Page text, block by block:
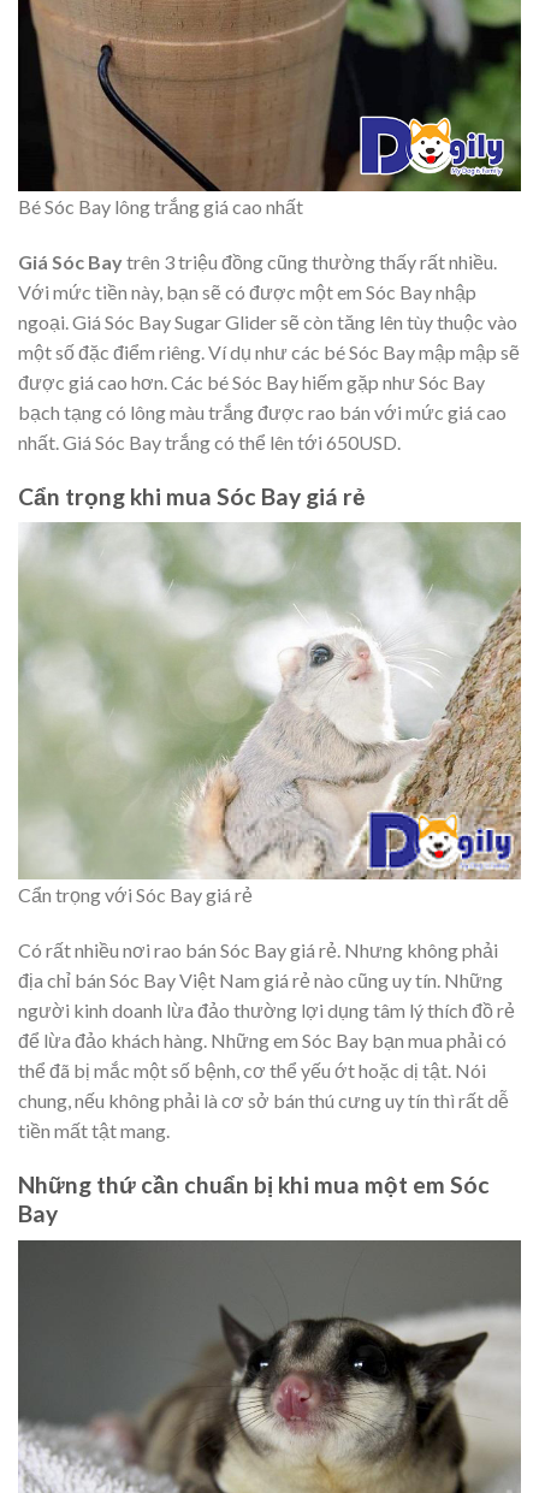
Bé Sóc Bay lông trắng giá cao nhất
Giá Sóc Baytrên 3 triệu đồng cũng thường thấy rất nhiều.
Với mức tiền này, bạn sẽ có được một em Sóc Bay nhập
ngoại. Giá Sóc Bay Sugar Glider sẽ còn tăng lên tùy thuộc vào
một số đặc điểm riêng. Ví dụ như các bé Sóc Bay mập mập sẽ
được giá cao hơn. Các bé Sóc Bay hiếm gặp như Sóc Bay
bạch tạng có lông màu trắng được rao bán với mức giá cao
nhất. Giá Sóc Bay trắng có thể lên tới 650USD.
Cẩn trọng khi mua Sóc Bay giá rẻ
Cẩn trọng với Sóc Bay giá rẻ
Có rất nhiều nơi rao bán Sóc Bay giá rẻ. Nhưng không phải
địa chỉ bán Sóc Bay Việt Nam giá rẻ nào cũng uy tín. Những
người kinh doanh lừa đảo thường lợi dụng tâm lý thích đồ rẻ
để lừa đảo khách hàng. Những em Sóc Bay bạn mua phải có
thể đã bị mắc một số bệnh, cơ thể yếu ớt hoặc dị tật. Nói
chung, nếu không phải là cơ sở bán thú cưng uy tín thì rất dễ
tiền mất tật mang.
Những thứ cần chuẩn bị khi mua một em Sóc
Bay